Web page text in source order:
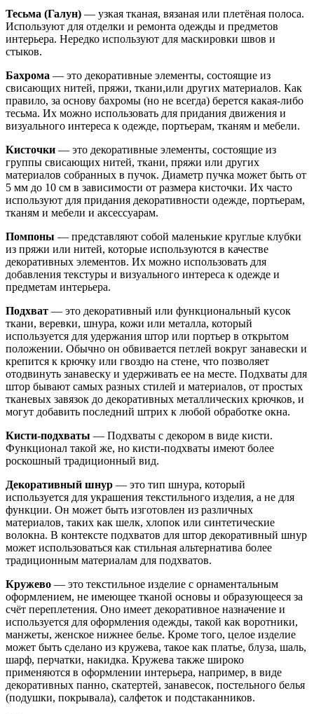
Тесьма (Галун) — узкая тканая, вязаная или плетёная полоса.
Используют для отделки и ремонта одежды и предметов
интерьера. Нередко используют для маскировки швов и
стыков.
Бахрома — это декоративные элементы, состоящие из
свисающих нитей, пряжи, ткани,или других материалов. Как
правило, за основу бахромы (но не всегда) берется какая-либо
тесьма. Их можно использовать для придания движения и
визуального интереса к одежде, портьерам, тканям и мебели.
Кисточки — это декоративные элементы, состоящие из
группы свисающих нитей, ткани, пряжи или других
материалов собранных в пучок. Диаметр пучка может быть от
5 мм до 10 см в зависимости от размера кисточки. Их часто
используют для придания декоративности одежде, портьерам,
тканям и мебели и аксессуарам.
Помпоны — представляют собой маленькие круглые клубки
из пряжи или нитей, которые используются в качестве
декоративных элементов. Их можно использовать для
добавления текстуры и визуального интереса к одежде и
предметам интерьера.
Подхват — это декоративный или функциональный кусок
ткани, веревки, шнура, кожи или металла, который
используется для удержания штор или портьер в открытом
положении. Обычно он обвивается петлей вокруг занавески и
крепится к крючку или гвоздю на стене, что позволяет
отодвинуть занавеску и удерживать ее на месте. Подхваты для
штор бывают самых разных стилей и материалов, от простых
тканевых завязок до декоративных металлических крючков, и
могут добавить последний штрих к любой обработке окна.
Кисти-подхваты — Подхваты с декором в виде кисти.
Функционал такой же, но кисти-подхваты имеют более
роскошный традиционный вид.
Декоративный шнур — это тип шнура, который
используется для украшения текстильного изделия, а не для
функции. Он может быть изготовлен из различных
материалов, таких как шелк, хлопок или синтетические
волокна. В контексте подхватов для штор декоративный шнур
может использоваться как стильная альтернатива более
традиционным материалам для подхватов.
Кружево — это текстильное изделие с орнаментальным
оформлением, не имеющее тканой основы и образующееся за
счёт переплетения. Оно имеет декоративное назначение и
используется для оформления одежды, такой как воротники,
манжеты, женское нижнее белье. Кроме того, целое изделие
может быть сделано из кружева, такое как платье, блуза, шаль,
шарф, перчатки, накидка. Кружева также широко
применяются в оформлении интерьера, например, в виде
декоративных панно, скатертей, занавесок, постельного белья
(подушки, покрывала), салфеток и подстаканников.